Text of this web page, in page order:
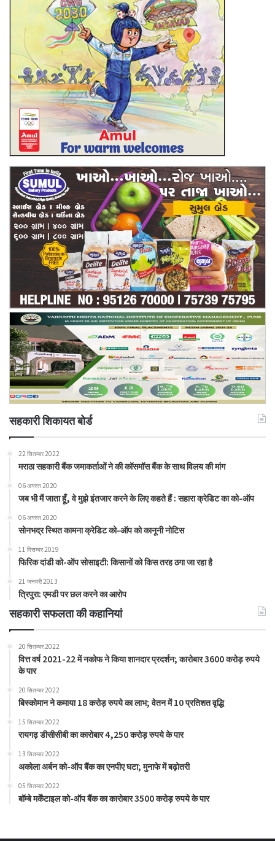
सहकारी शिकायत बोर्ड
22 सितम्बर 2022
मराठा सहकारी बैंक जमाकर्ताओं ने की कॉसमॉस बैंक के साथ विलय की मांग
06 अगस्त 2020
जब भी मैं जाता हूँ, वे मुझे इंतजार करने के लिए कहते हैं : सहारा क्रेडिट का को-ऑप
06 अगस्त 2020
सोनभद्र स्थित कामना क्रेडिट को-ऑप को कानूनी नोटिस
11 दिसम्बर 2019
फिरिक दांडी को-ऑप सोसाइटी: किसानों को किस तरह ठगा जा रहा है
21 जनवरी 2013
त्रिपुरा: एमडी पर छल करने का आरोप
सहकारी सफलता की कहानियां
20 सितम्बर 2022
वित्त वर्ष 2021-22 में नकोफ ने किया शानदार प्रदर्शन; कारोबार 3600 करोड़ रुपये
के पार
20 सितम्बर 2022
बिस्कोमान ने कमाया 18 करोड़ रुपये का लाभ; वेतन में 10 प्रतिशत वृद्धि
15 सितम्बर 2022
रायगढ़ डीसीसीबी का कारोबार 4,250 करोड़ रुपये के पार
13 सितम्बर 2022
अकोला अर्बन को-ऑप बैंक का एनपीए घटा; मुनाफे में बढ़ोतरी
05 सितम्बर 2022
बॉम्बे मर्केंटाइल को-ऑप बैंक का कारोबार 3500 करोड़ रुपये के पार